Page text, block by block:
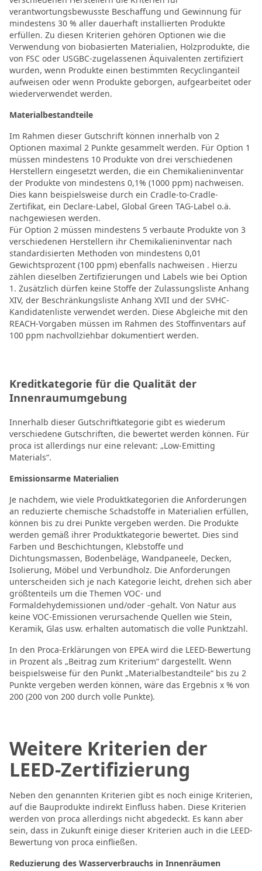
verantwortungsbewusste Beschaffung und Gewinnung für
mindestens 30 % aller dauerhaft installierten Produkte
erfüllen. Zu diesen Kriterien gehören Optionen wie die
Verwendung von biobasierten Materialien, Holzprodukte, die
von FSC oder USGBC-zugelassenen Äquivalenten zertifiziert
wurden, wenn Produkte einen bestimmten Recyclinganteil
aufweisen oder wenn Produkte geborgen, aufgearbeitet oder
wiederverwendet werden.
Materialbestandteile
Im Rahmen dieser Gutschrift können innerhalb von 2
Optionen maximal 2 Punkte gesammelt werden. Für Option 1
müssen mindestens 10 Produkte von drei verschiedenen
Herstellern eingesetzt werden, die ein Chemikalieninventar
der Produkte von mindestens 0,1% (1000 ppm) nachweisen.
Dies kann beispielsweise durch ein Cradle-to-Cradle-
Zertifikat, ein Declare-Label, Global Green TAG-Label o.ä.
nachgewiesen werden.
Für Option 2 müssen mindestens 5 verbaute Produkte von 3
verschiedenen Herstellern ihr Chemikalieninventar nach
standardisierten Methoden von mindestens 0,01
Gewichtsprozent (100 ppm) ebenfalls nachweisen . Hierzu
zählen dieselben Zertifizierungen und Labels wie bei Option
1. Zusätzlich dürfen keine Stoffe der Zulassungsliste Anhang
XIV, der Beschränkungsliste Anhang XVII und der SVHC-
Kandidatenliste verwendet werden. Diese Abgleiche mit den
REACH-Vorgaben müssen im Rahmen des Stoffinventars auf
100 ppm nachvollziehbar dokumentiert werden.
Kreditkategorie für die Qualität der
Innenraumumgebung
Innerhalb dieser Gutschriftkategorie gibt es wiederum
verschiedene Gutschriften, die bewertet werden können. Für
proca ist allerdings nur eine relevant: „Low-Emitting
Materials“.
Emissionsarme Materialien
Je nachdem, wie viele Produktkategorien die Anforderungen
an reduzierte chemische Schadstoffe in Materialien erfüllen,
können bis zu drei Punkte vergeben werden. Die Produkte
werden gemäß ihrer Produktkategorie bewertet. Dies sind
Farben und Beschichtungen, Klebstoffe und
Dichtungsmassen, Bodenbeläge, Wandpaneele, Decken,
Isolierung, Möbel und Verbundholz. Die Anforderungen
unterscheiden sich je nach Kategorie leicht, drehen sich aber
größtenteils um die Themen VOC- und
Formaldehydemissionen und/oder -gehalt. Von Natur aus
keine VOC-Emissionen verursachende Quellen wie Stein,
Keramik, Glas usw. erhalten automatisch die volle Punktzahl.
In den Proca-Erklärungen von EPEA wird die LEED-Bewertung
in Prozent als „Beitrag zum Kriterium“ dargestellt. Wenn
beispielsweise für den Punkt „Materialbestandteile“ bis zu 2
Punkte vergeben werden können, wäre das Ergebnis x % von
200 (200 von 200 durch volle Punkte).
Weitere Kriterien der
LEED-Zertifizierung
Neben den genannten Kriterien gibt es noch einige Kriterien,
auf die Bauprodukte indirekt Einfluss haben. Diese Kriterien
werden von proca allerdings nicht abgedeckt. Es kann aber
sein, dass in Zukunft einige dieser Kriterien auch in die LEED-
Bewertung von proca einfließen.
Reduzierung des Wasserverbrauchs in Innenräumen